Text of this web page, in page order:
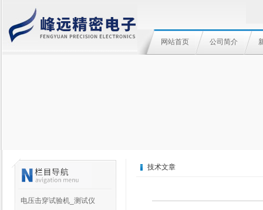
网站首页 公司简介
电压击穿试验机_测试仪
技术文章